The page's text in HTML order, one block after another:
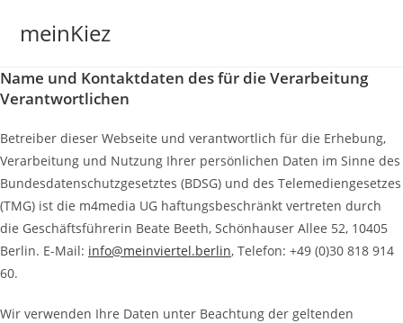
InhaltmeinKiez
Name und Kontaktdaten des für die Verarbeitung
Verantwortlichen
Betreiber dieser Webseite und verantwortlich für die Erhebung,
Verarbeitung und Nutzung Ihrer persönlichen Daten im Sinne des
Bundesdatenschutzgesetztes (BDSG) und des Telemediengesetzes
(TMG) ist die m4media UG haftungsbeschränkt vertreten durch
die Geschäftsführerin Beate Beeth, Schönhauser Allee 52, 10405
Berlin. E-Mail: info@meinviertel.berlin, Telefon: +49 (0)30 818 914
60.
Wir verwenden Ihre Daten unter Beachtung der geltenden